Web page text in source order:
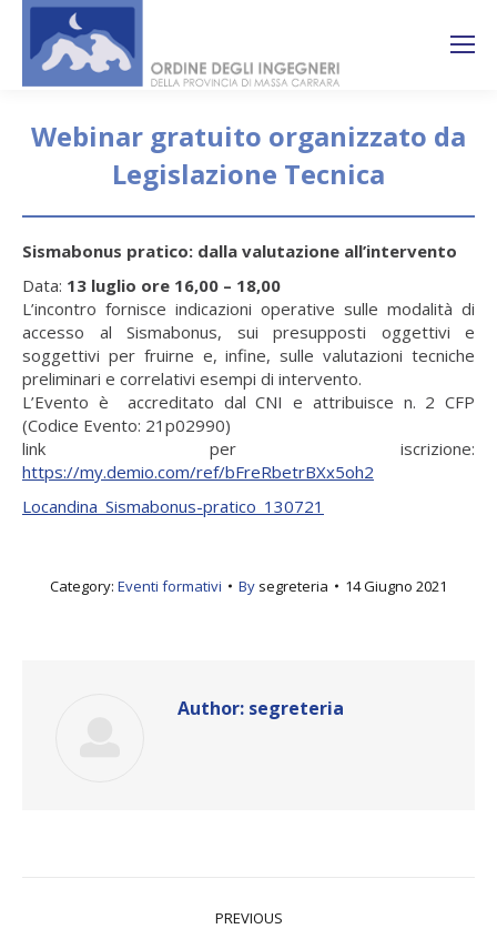
Webinar gratuito organizzato da
Legislazione Tecnica
Sismabonus pratico: dalla valutazione all’intervento
Data: 13 luglio ore 16,00 – 18,00
L’incontro fornisce indicazioni operative sulle modalità di
accesso al Sismabonus, sui presupposti oggettivi e
soggettivi per fruirne e, infine, sulle valutazioni tecniche
preliminari e correlativi esempi di intervento.
L’Evento è accreditato dal CNI e attribuisce n. 2 CFP
(Codice Evento: 21p02990)
link per iscrizione:
https://my.demio.com/ref/bFreRbetrBXx5oh2
Locandina_Sismabonus-pratico_130721
Category: Eventi formativi By segreteria 14 Giugno 2021
Author: segreteria
PREVIOUS